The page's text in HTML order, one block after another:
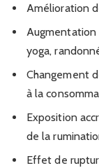
Amélioration
Augmentation
yoga,
Changement
à la
Exposition
de la
Effet de